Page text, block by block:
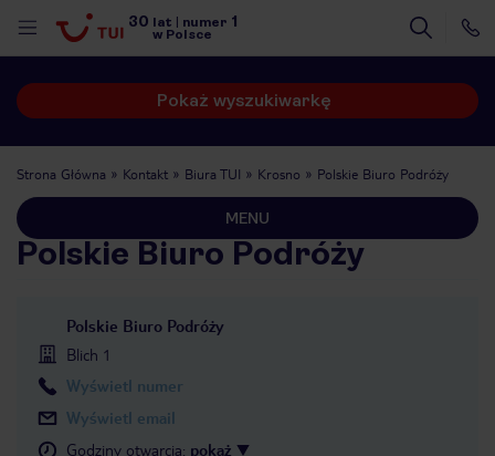
30 lat numer 1
w Polsce
Pokaż wyszukiwarkę
Strona Główna Kontakt Biura TUI Krosno Polskie Biuro Podróży
MENU
Polskie Biuro Podróży
Polskie Biuro Podróży
Blich 1
Wyświetl numer
Wyświetl email
Godziny otwarcia: pokaż